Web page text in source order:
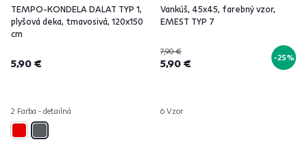
TEMPO-KONDELA DALAT TYP 1,
plyšová deka, tmavosivá, 120x150
cm
5,90 €
2 Farba - detailná
Vankúš, 45x45, farebný vzor,
EMEST TYP 7
7,90 €
5,90 € -25%
6 Vzor